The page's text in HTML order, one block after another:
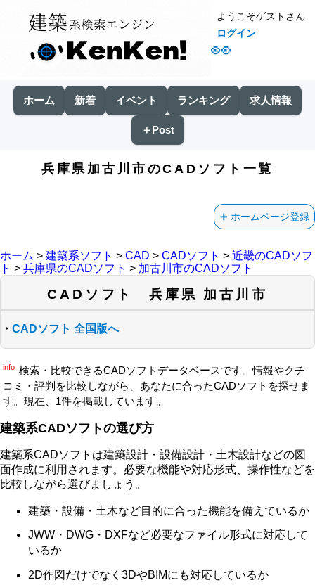
👀
ようこそゲストさん
ログイン
ホーム 新着 イベント ランキング 求人情報
＋Post
兵庫県加古川市のCADソフト一覧
ホームページ登録
ホーム > 建築系ソフト > CAD > CADソフト > 近畿のCADソフ
ト > 兵庫県のCADソフト > 加古川市のCADソフト
CADソフト 兵庫県 加古川市
・ CADソフト 全国版へ
info 検索・比較できるCADソフトデータベースです。情報やクチ
コミ・評判を比較しながら、あなたに合ったCADソフトを探せま
す。現在、1件を掲載しています。
建築系CADソフトの選び方
建築系CADソフトは建築設計・設備設計・土木設計などの図
面作成に利用されます。必要な機能や対応形式、操作性などを
比較しながら選びましょう。
建築・設備・土木など目的に合った機能を備えているか
JWW・DWG・DXFなど必要なファイル形式に対応して
いるか
2D作図だけでなく3DやBIMにも対応しているか